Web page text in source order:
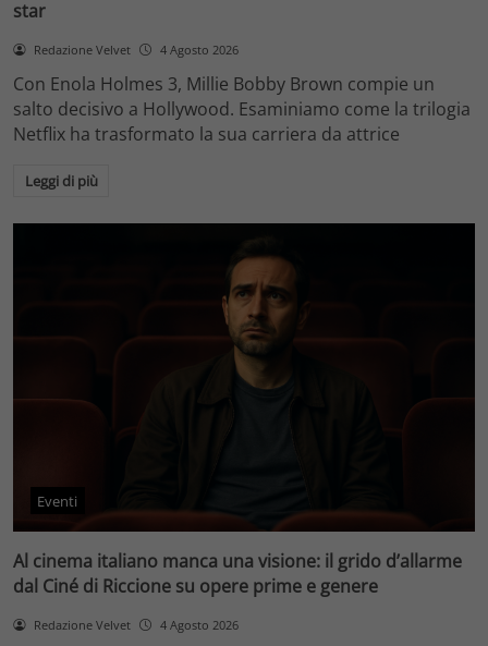
star
Redazione Velvet 4 Agosto 2026
Con Enola Holmes 3, Millie Bobby Brown compie un
salto decisivo a Hollywood. Esaminiamo come la trilogia
Netflix ha trasformato la sua carriera da attrice
Leggi di più
Eventi
Al cinema italiano manca una visione: il grido d’allarme
dal Ciné di Riccione su opere prime e genere
Redazione Velvet 4 Agosto 2026